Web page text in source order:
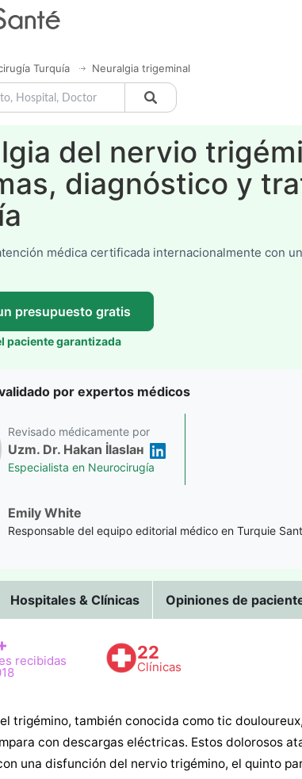
Turquía Neuralgia trigeminal
del nervio
diagnóstico y
médica certificada internacionalmente con
presupuesto gratis
paciente garantizada
por expertos médicos
Revisado médicamente por
Uzm. Dr. Hakan İlaslан
Especialista en Neurocirugía
Emily White
Responsable del equipo editorial médico en Turquie
Hospitales & Clínicas Opiniones de
recibidas 22
Clínicas
trigémino, también conocida como tic
con descargas eléctricas. Estos dolorosos
una disfunción del nervio trigémino, el quinto